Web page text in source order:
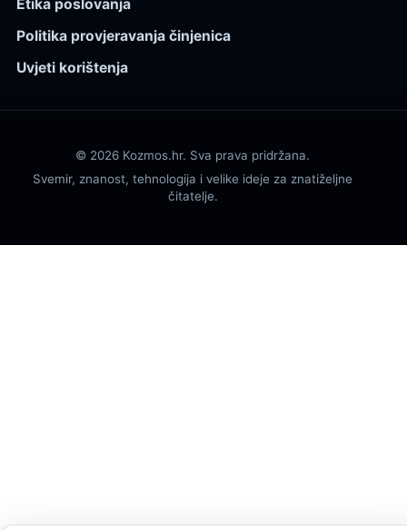
Etika poslovanja
Politika provjeravanja činjenica
Uvjeti korištenja
© 2026 Kozmos.hr. Sva prava pridržana.
Svemir, znanost, tehnologija i velike ideje za znatiželjne
čitatelje.